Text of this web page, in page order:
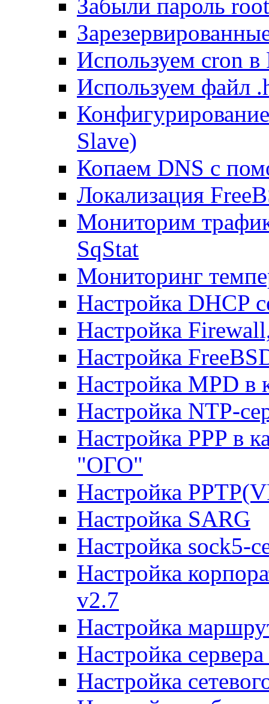
Забыли пароль
Используем cron в
Используем файл
Slave)
Копаем DNS с
Локализация
Мониторим
SqStat
Мониторинг
Настройка DHCP
Настройка
Настройка
Настройка MPD в
Настройка NTP-
Настройка PPP в
"ОГО"
Настройка
Настройка SARG
Настройка sock5-
Настройка
v2.7
Настройка
Настройка
Настройка